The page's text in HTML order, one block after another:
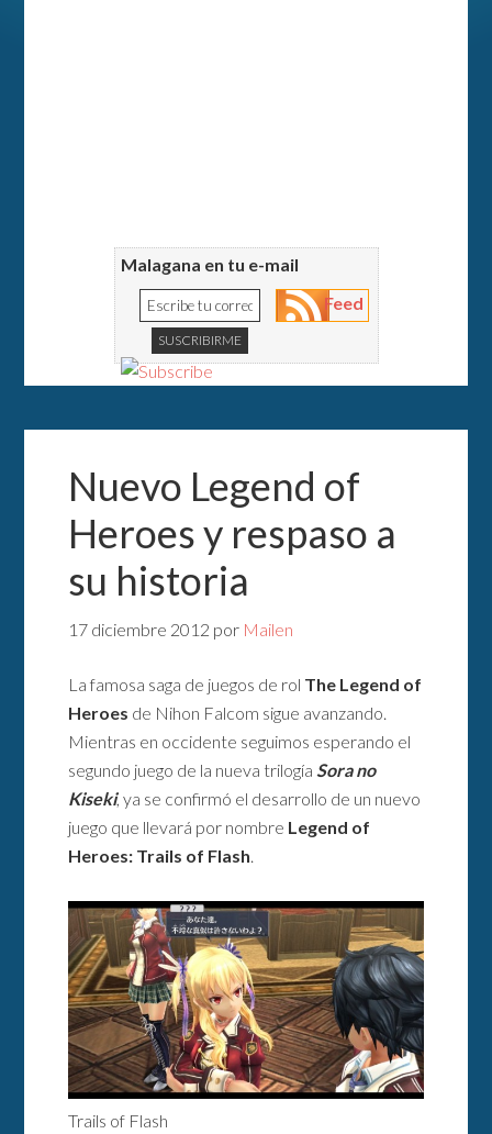
Malagana en tu e-mail
Feed
Nuevo Legend of
Heroes y respaso a
su historia
17 diciembre 2012 por Mailen
La famosa saga de juegos de rol The Legend of
Heroes de Nihon Falcom sigue avanzando.
Mientras en occidente seguimos esperando el
segundo juego de la nueva trilogía Sora no
Kiseki, ya se confirmó el desarrollo de un nuevo
juego que llevará por nombre Legend of
Heroes: Trails of Flash.
Trails of Flash